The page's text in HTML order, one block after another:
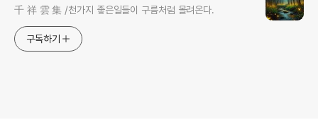
千 祥 雲 集 /천가지 좋은일들이 구름처럼 몰려온다.
구독하기